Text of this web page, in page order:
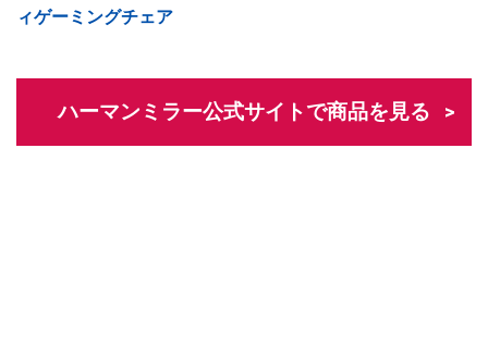
ィゲーミングチェア
ハーマンミラー公式サイトで商品を見る